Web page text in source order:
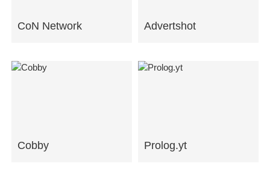
CoN Network Advertshot
Cobby Prolog.yt